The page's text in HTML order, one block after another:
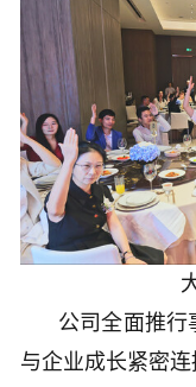
公司全面推行
与企业成长紧密